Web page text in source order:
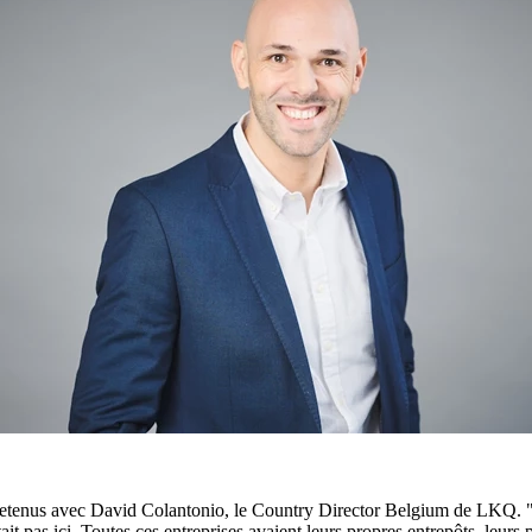
avec David Colantonio, le Country Director Belgium de